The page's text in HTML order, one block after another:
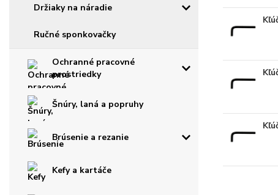
Držiaky na náradie
Ručné sponkovačky
Ochranné pracovné
prostriedky
Šnúry, laná a popruhy
Brúsenie a rezanie
Kefy a kartáče